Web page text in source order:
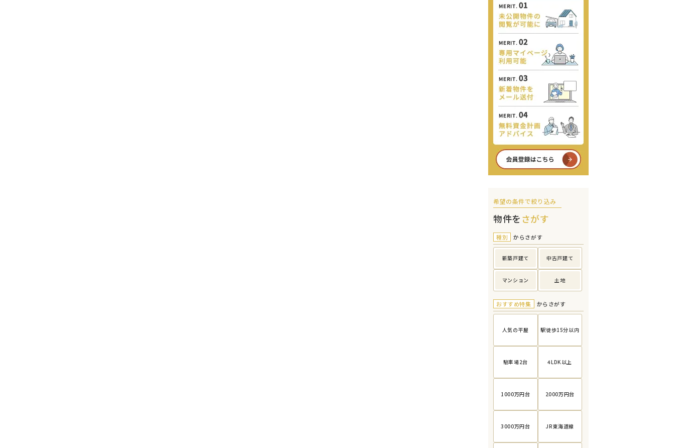
希望の条件で絞り込み
物件をさがす
種別 からさがす
新築戸建て 中古戸建て
マンション 土地
おすすめ特集 からさがす
人気の平屋 駅徒歩15分以内
駐車場2台 4LDK以上
1000万円台 2000万円台
3000万円台 JR東海道線